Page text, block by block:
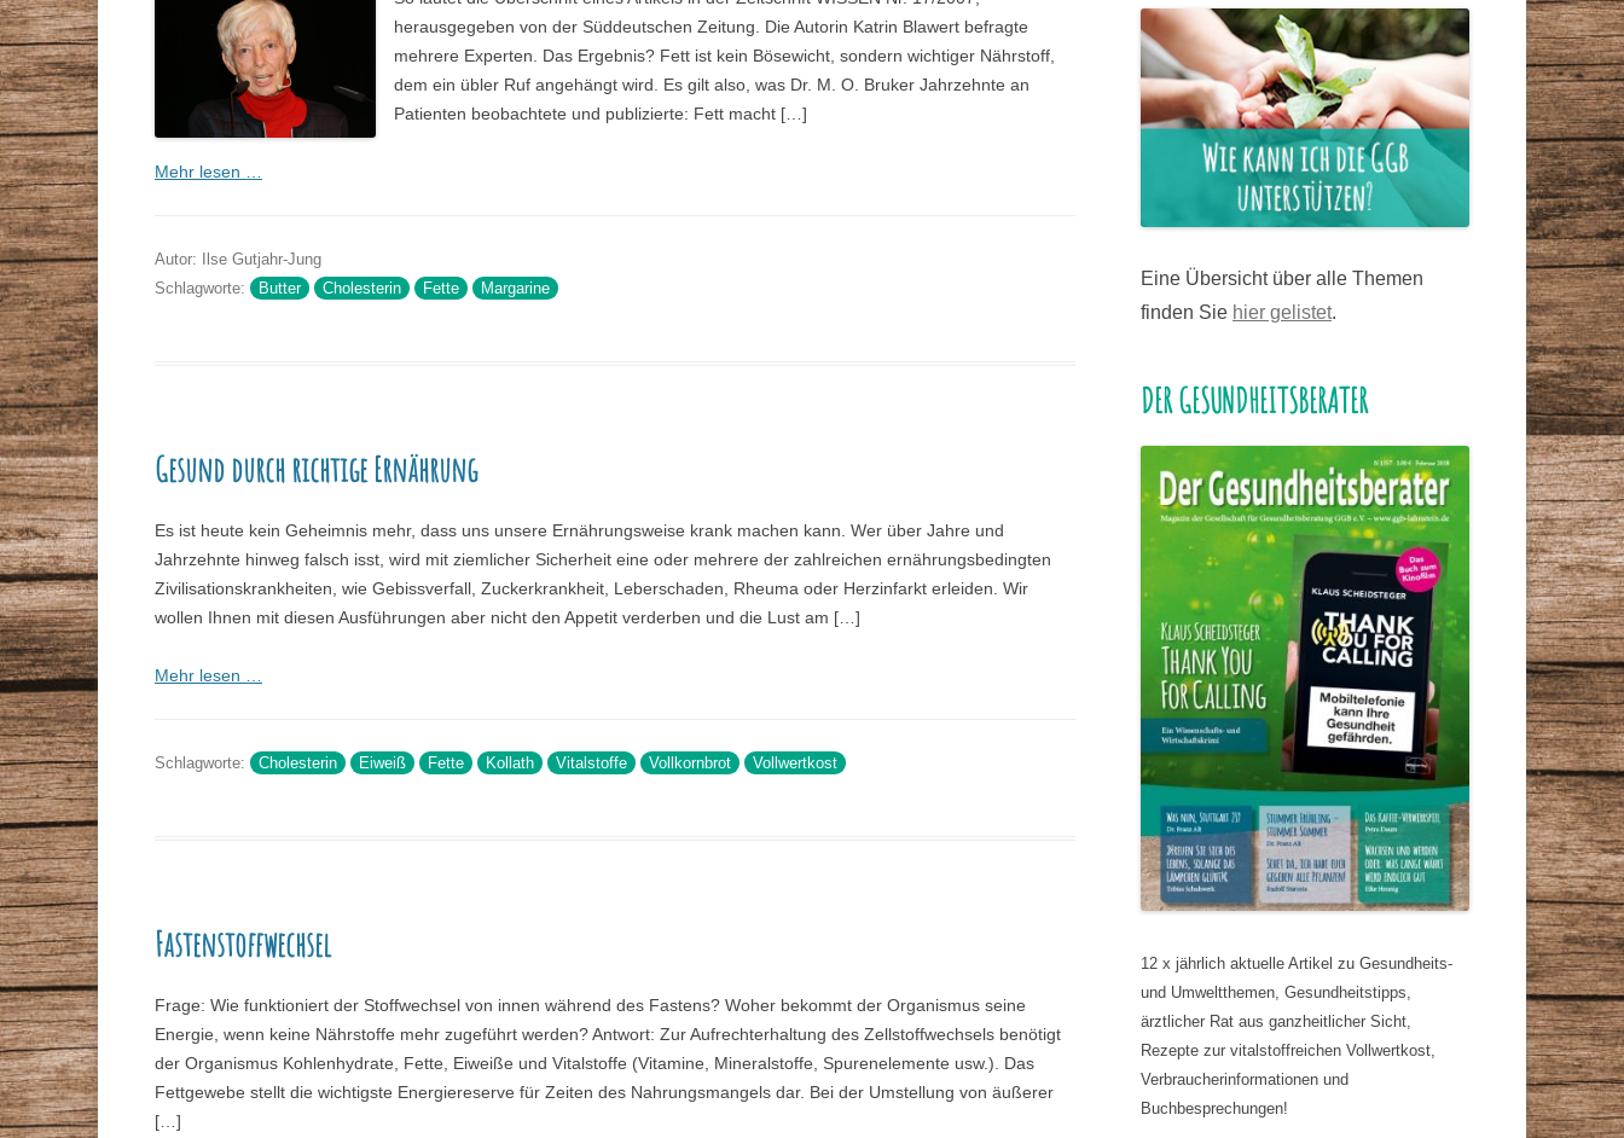
herausgegeben von der Süddeutschen Zeitung. Die Autorin Katrin Blawert befragte
mehrere Experten. Das Ergebnis? Fett ist kein Bösewicht, sondern wichtiger Nährstoff,
dem ein übler Ruf angehängt wird. Es gilt also, was Dr. M. O. Bruker Jahrzehnte an
Patienten beobachtete und publizierte: Fett macht […]
Mehr lesen …
Autor: Ilse Gutjahr-Jung
Schlagworte:
Butter Cholesterin Fette Margarine
Gesund durch richtige Ernährung
Es ist heute kein Geheimnis mehr, dass uns unsere Ernährungsweise krank machen kann. Wer über Jahre und
Jahrzehnte hinweg falsch isst, wird mit ziemlicher Sicherheit eine oder mehrere der zahlreichen ernährungsbedingten
Zivilisationskrankheiten, wie Gebissverfall, Zuckerkrankheit, Leberschaden, Rheuma oder Herzinfarkt erleiden. Wir
wollen Ihnen mit diesen Ausführungen aber nicht den Appetit verderben und die Lust am […]
Mehr lesen …
Schlagworte: Cholesterin Eiweiß Fette Kollath Vitalstoffe Vollkornbrot Vollwertkost
Fastenstoffwechsel
Frage: Wie funktioniert der Stoffwechsel von innen während des Fastens? Woher bekommt der Organismus seine
Energie, wenn keine Nährstoffe mehr zugeführt werden? Antwort: Zur Aufrechterhaltung des Zellstoffwechsels benötigt
der Organismus Kohlenhydrate, Fette, Eiweiße und Vitalstoffe (Vitamine, Mineralstoffe, Spurenelemente usw.). Das
Fettgewebe stellt die wichtigste Energiereserve für Zeiten des Nahrungsmangels dar. Bei der Umstellung von äußerer
[…]
Eine Übersicht über alle Themen
finden Sie hier gelistet.
DER GESUNDHEITSBERATER
12 x jährlich aktuelle Artikel zu Gesundheits-
und Umweltthemen, Gesundheitstipps,
ärztlicher Rat aus ganzheitlicher Sicht,
Rezepte zur vitalstoffreichen Vollwertkost,
Verbraucherinformationen und
Buchbesprechungen!